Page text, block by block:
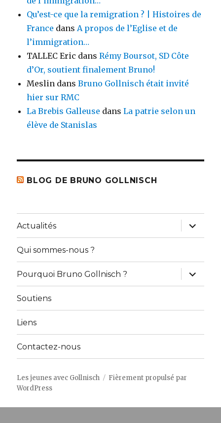
Qu’est-ce que la remigration ? | Histoires de
France dansA propos de l’Eglise et de
l’immigration…
TALLEC Eric dansRémy Boursot, SD Côte
d’Or, soutient finalement Bruno!
Meslin dansBruno Gollnisch était invité
hier sur RMC
La Brebis Galleuse dansLa patrie selon un
élève de Stanislas
BLOG DE BRUNO GOLLNISCH
Actualités
ouvrir
le
sous-
Qui sommes-nous ?
Pourquoi Bruno Gollnisch ?
ouvrir
le
sous-
Soutiens
Liens
Contactez-nous
Les jeunes avec Gollnisch
Fièrement propulsé par
WordPress